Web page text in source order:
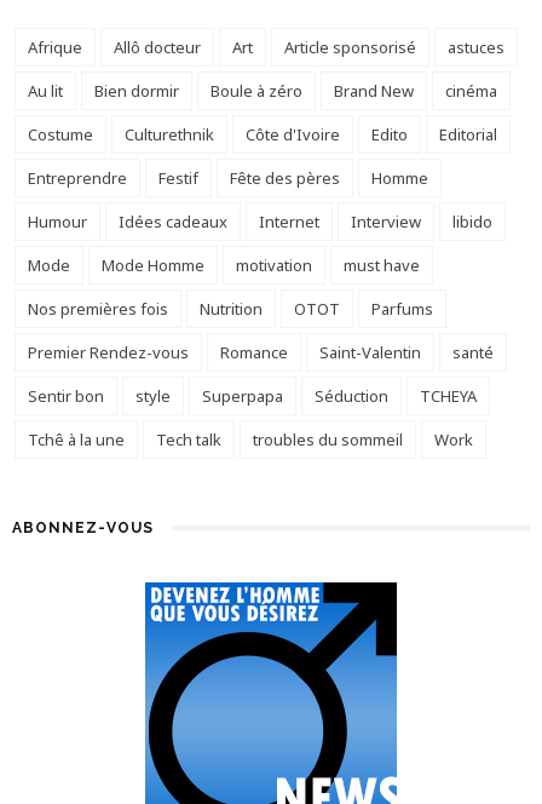
Afrique Allô docteur Art Article sponsorisé
astuces
Au lit
Bien dormir Boule à zéro Brand New
cinéma
Costume
Culturethnik Côte d'Ivoire Edito
Editorial
Entreprendre
Festif Fête des pères
Homme
Humour
Idées cadeaux Internet Interview
libido
Mode
Mode Homme motivation
must have
Nos premières fois
Nutrition OTOT
Parfums
Premier Rendez-vous
Romance Saint-Valentin
santé
Sentir bon
style Superpapa Séduction
TCHEYA
Tchê à la une
Tech talk troubles du sommeil Work
ABONNEZ-VOUS